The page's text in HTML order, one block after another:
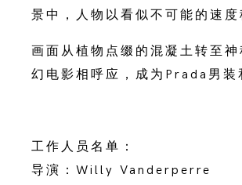
景中，人物以看似不可能的速
画面从植物点缀的混凝土转至
幻电影相呼应，成为Prada男装
工作人员名单：
导演：Willy Vanderperre